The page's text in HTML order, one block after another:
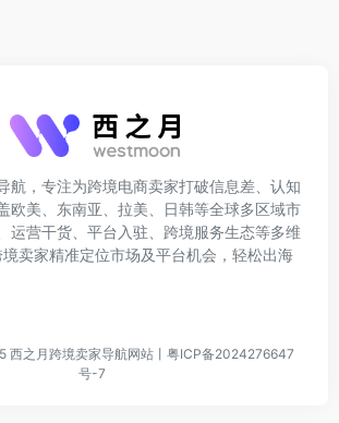
航，专注为跨境电商卖家打破信息差、认知
欧美、东南亚、拉美、日韩等全球多区域市
运营干货、平台入驻、跨境服务生态等多维
卖家精准定位市场及平台机会，轻松出海
西之月跨境卖家导航网站丨 粤ICP备2024276647
号-7